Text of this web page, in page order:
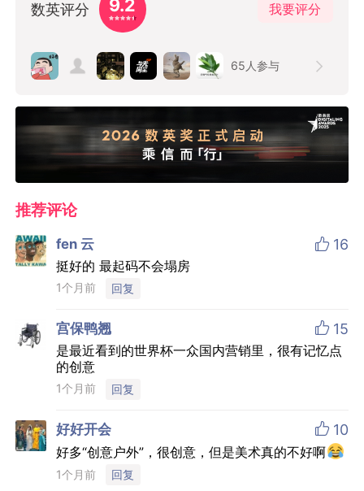
数英评分 9.2 我要评分
65 人参与
推荐评论
fen 云  16
挺好的 最起码不会塌房
1个月前 回复
宫保鸭翘  15
是最近看到的世界杯一众国内营销里，很有记忆点
的创意
1个月前 回复
好好开会  10
好多“创意户外”，很创意，但是美术真的不好啊
1个月前 回复